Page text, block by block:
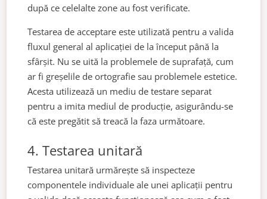
după ce celelalte zone au fost verificate.
Testarea de acceptare este utilizată pentru a valida
fluxul general al aplicației de la început până la
sfârșit. Nu se uită la problemele de suprafață, cum
ar fi greșelile de ortografie sau problemele estetice.
Acesta utilizează un mediu de testare separat
pentru a imita mediul de producție, asigurându-se
că este pregătit să treacă la faza următoare.
4. Testarea unitară
Testarea unitară urmărește să inspecteze
componentele individuale ale unei aplicații pentru